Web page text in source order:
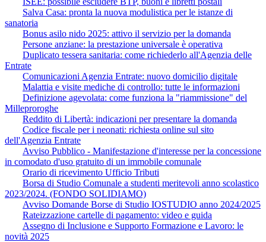
Salva Casa: pronta la nuova modulistica per le istanze di
sanatoria
Bonus asilo nido 2025: attivo il servizio per la domanda
Persone anziane: la prestazione universale è operativa
Duplicato tessera sanitaria: come richiederlo all'Agenzia delle
Entrate
Comunicazioni Agenzia Entrate: nuovo domicilio digitale
Malattia e visite mediche di controllo: tutte le informazioni
Definizione agevolata: come funziona la "riammissione" del
Milleproroghe
Reddito di Libertà: indicazioni per presentare la domanda
Codice fiscale per i neonati: richiesta online sul sito
dell'Agenzia Entrate
Avviso Pubblico - Manifestazione d'interesse per la concessione
in comodato d'uso gratuito di un immobile comunale
Orario di ricevimento Ufficio Tributi
Borsa di Studio Comunale a studenti meritevoli anno scolastico
2023/2024. (FONDO SOLIDIAMO)
Avviso Domande Borse di Studio IOSTUDIO anno 2024/2025
Rateizzazione cartelle di pagamento: video e guida
Assegno di Inclusione e Supporto Formazione e Lavoro: le
novità 2025